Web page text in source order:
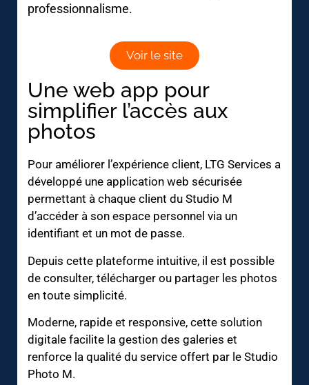
professionnalisme.
Voir le site
Une web app pour
simplifier l’accès aux
photos
Pour améliorer l’expérience client, LTG Services a
développé une application web sécurisée
permettant à chaque client du Studio M
d’accéder à son espace personnel via un
identifiant et un mot de passe.
Depuis cette plateforme intuitive, il est possible
de consulter, télécharger ou partager les photos
en toute simplicité.
Moderne, rapide et responsive, cette solution
digitale facilite la gestion des galeries et
renforce la qualité du service offert par le Studio
Photo M.